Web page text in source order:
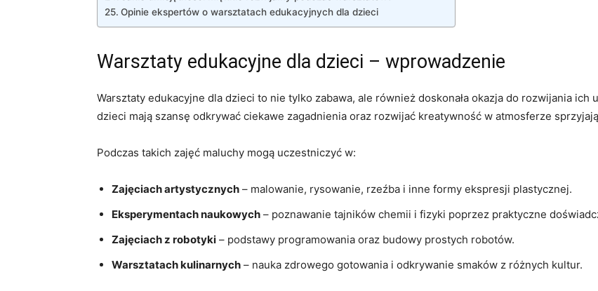
Opinie ekspertów ‌o warsztatach edukacyjnych dla dzieci
Warsztaty‌ edukacyjne dla dzieci ⁣– wprowadzenie
Warsztaty⁣ edukacyjne dla dzieci ‌to nie tylko zabawa, ​ale również doskonała okazja do ⁣rozwijania​
dzieci mają szansę odkrywać ciekawe zagadnienia oraz⁣ rozwijać kreatywność w atmosferze
Podczas takich zajęć ​maluchy mogą uczestniczyć​ w:
Zajęciach artystycznych ⁣– malowanie, rysowanie, rzeźba i inne formy ekspresji plastycznej.
Eksperymentach naukowych – poznawanie ⁢tajników chemii i ⁣fizyki poprzez praktyczne⁢
Zajęciach z robotyki – podstawy​ programowania‌ oraz budowy​ prostych robotów.
Warsztatach kulinarnych – nauka ​zdrowego gotowania i odkrywanie ⁢smaków​ z różnych kultur.